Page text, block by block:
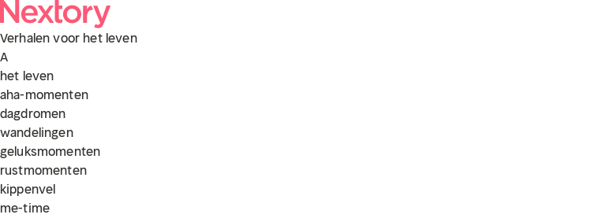
Verhalen voor het leven
A
het leven
aha-momenten
dagdromen
wandelingen
geluksmomenten
rustmomenten
kippenvel
me-time